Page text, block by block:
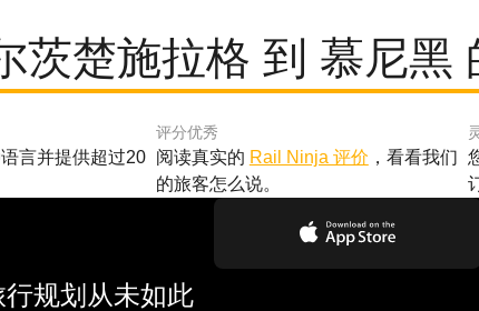
茨楚施拉格 到 慕尼黑
言并提供超过20
评分优秀
阅读真实的 Rail Ninja 评价 ，看看我们
的旅客怎么说。
规划从未如此